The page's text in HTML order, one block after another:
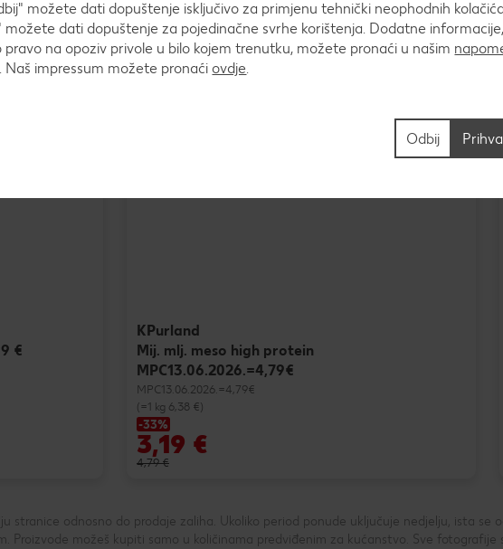
€
KPurland
Mij. mlj. meso high protein
MPC13.06.2026.=4,79€
MPC13.06.2026.=4,79€
(=1 kg 6,38 €)
-33%
3,19 €
4,79 €
stranice odnosno do prodaje zaliha. Ukoliko period ponude uključuje nedjelju, ista se
Proizvode možeš kupiti samo u količinama predviđenim za kućanstvo. Sve
možete dati dopuštenje isključivo za primjenu tehnički neophodnih
možete dati dopuštenje za pojedinačne svrhe korištenja. Dodatne
pravo na opoziv privole u bilo kojem trenutku, možete pronaći u našim
. Naš impressum možete pronaći ovdje.
Odbij